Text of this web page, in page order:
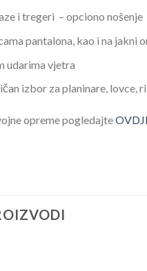
i tregeri – opciono nošenje
pantalona, kao i na jakni
udarima vjetra
izbor za planinare, lovce,
opreme pogledajte